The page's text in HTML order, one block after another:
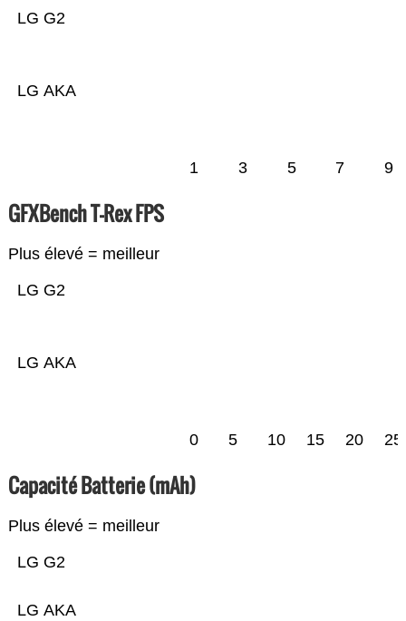
LG AKA
LG G2
1 3 5 7 9
GFXBench T-Rex FPS
Plus élevé = meilleur
LG AKA
LG G2
0 5 10 15 20 25
Capacité Batterie (mAh)
Plus élevé = meilleur
LG AKA
LG G2